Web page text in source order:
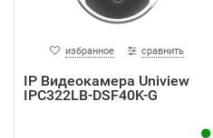
избранное сравнить
IP Видеокамера Uniview
IPC322LB-DSF40K-G